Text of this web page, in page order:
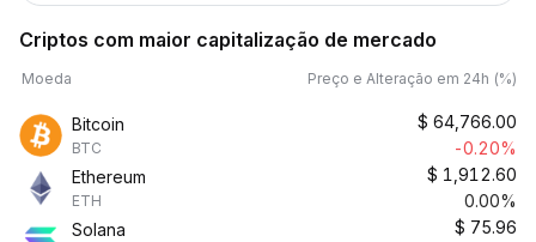
Criptos com maior capitalização de mercado
Moeda Preço e Alteração em 24h (%)
Bitcoin
BTC
$ 64,766.00
-0.20%
Ethereum
ETH
$ 1,912.60
0.00%
Solana
$ 75.96